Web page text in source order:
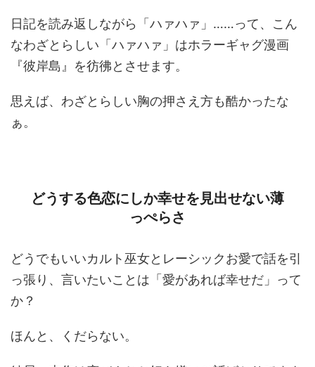
日記を読み返しながら「ハァハァ」……って、こん
なわざとらしい「ハァハァ」はホラーギャグ漫画
『彼岸島』を彷彿とさせます。
思えば、わざとらしい胸の押さえ方も酷かったな
ぁ。
どうする色恋にしか幸せを見出せない薄
っぺらさ
どうでもいいカルト巫女とレーシックお愛で話を引
っ張り、言いたいことは「愛があれば幸せだ」って
か？
ほんと、くだらない。